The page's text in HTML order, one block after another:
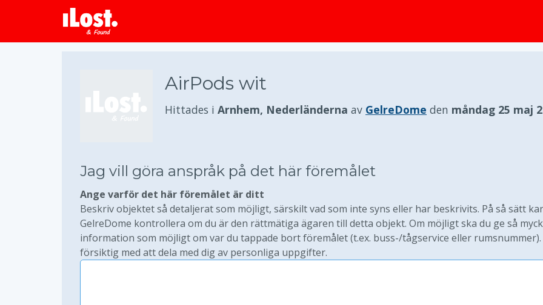
AirPods wit
Hittades i Arnhem, Nederländerna av GelreDome den måndag 25 maj
Jag vill göra anspråk på det här föremålet
Ange varför det här föremålet är ditt
Beskriv objektet så detaljerat som möjligt, särskilt vad som inte syns eller har beskrivits. På så sätt
GelreDome kontrollera om du är den rättmätiga ägaren till detta objekt. Om möjligt ska du ge så
information som möjligt om var du tappade bort föremålet (t.ex. buss-/tågservice eller rumsnummer).
försiktig med att dela med dig av personliga uppgifter.